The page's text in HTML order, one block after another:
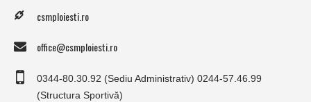
csmploiesti.ro
office@csmploiesti.ro
0344-80.30.92 (Sediu Administrativ) 0244-57.46.99
(Structura Sportivă)